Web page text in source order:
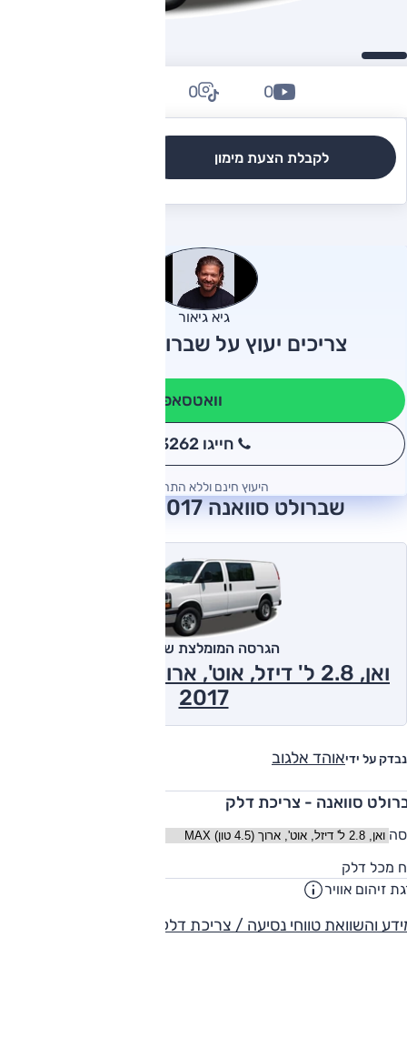
לקבלת הצעת מימון
0
0
גיא גיאור
צריכים יעוץ על שברולט סוואנה?
וואטסאפ
חייגו 3262
היעוץ חינם וללא התחייבות
שברולט סוואנה 2017 חוות דעת
נבדק על ידיאוהד אלגוב
הגרסה המומלצת של אוטו
2017
סוואנה - צריכת דלק
מכל דלק
זיהום אוויר
והשוואת טווחי נסיעה / צריכת דלק